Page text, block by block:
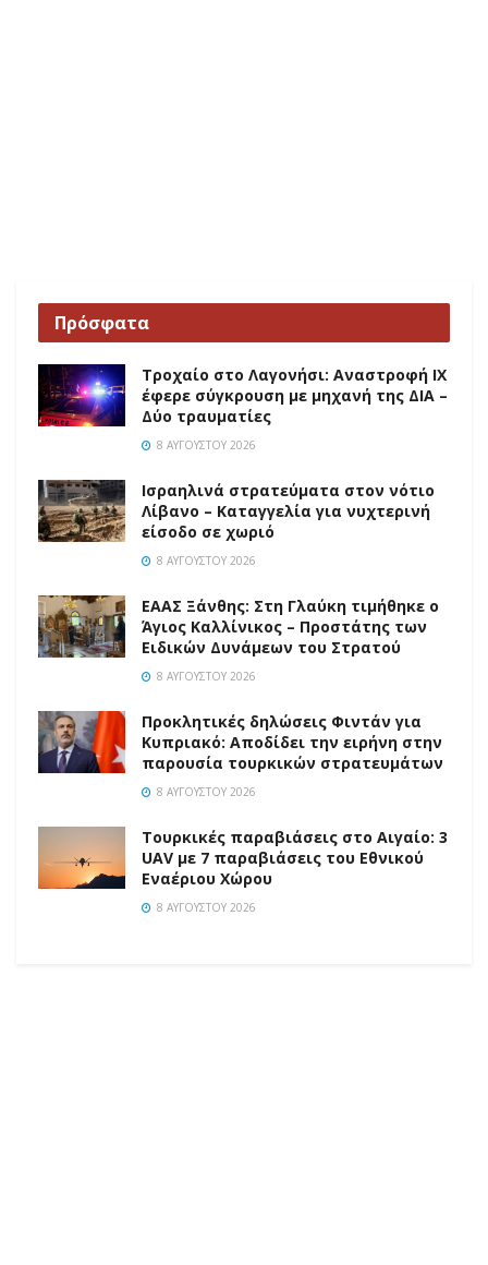
Πρόσφατα
Τροχαίο στο Λαγονήσι: Αναστροφή ΙΧ
έφερε σύγκρουση με μηχανή της ΔΙΑ –
Δύο τραυματίες
8 ΑΥΓΟΎΣΤΟΥ 2026
Ισραηλινά στρατεύματα στον νότιο
Λίβανο – Καταγγελία για νυχτερινή
είσοδο σε χωριό
8 ΑΥΓΟΎΣΤΟΥ 2026
EAAΣ Ξάνθης: Στη Γλαύκη τιμήθηκε ο
Άγιος Καλλίνικος – Προστάτης των
Ειδικών Δυνάμεων του Στρατού
8 ΑΥΓΟΎΣΤΟΥ 2026
Προκλητικές δηλώσεις Φιντάν για
Κυπριακό: Αποδίδει την ειρήνη στην
παρουσία τουρκικών στρατευμάτων
8 ΑΥΓΟΎΣΤΟΥ 2026
Τουρκικές παραβιάσεις στο Αιγαίο: 3
UAV με 7 παραβιάσεις του Εθνικού
Εναέριου Χώρου
8 ΑΥΓΟΎΣΤΟΥ 2026